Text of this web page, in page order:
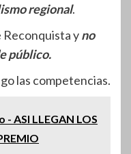
regional.
Reconquista yno
público.
las competencias.
ASI LLEGAN LOS